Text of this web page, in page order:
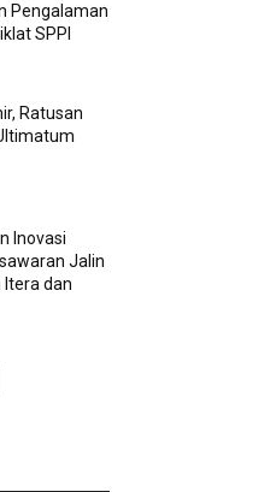
Pengalaman
SPPI
Ratusan
Inovasi
Jalin
Itera dan